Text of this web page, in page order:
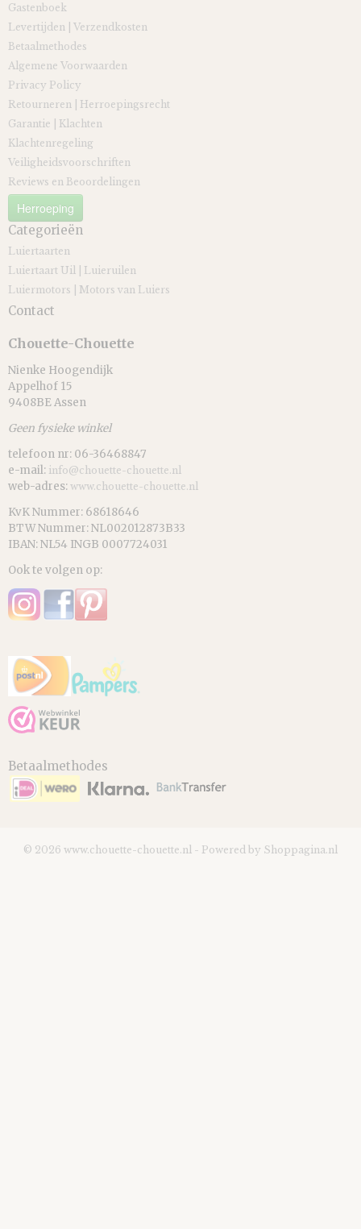
Gastenboek
Levertijden | Verzendkosten
Betaalmethodes
Algemene Voorwaarden
Privacy Policy
Retourneren | Herroepingsrecht
Garantie | Klachten
Klachtenregeling
Veiligheidsvoorschriften
Reviews en Beoordelingen
Herroeping
Categorieën
Luiertaarten
Luiertaart Uil | Luieruilen
Luiermotors | Motors van Luiers
Contact
Chouette-Chouette
Nienke Hoogendijk
Appelhof 15
9408BE Assen
Geen fysieke winkel
telefoon nr: 06-36468847
e-mail: info@chouette-chouette.nl
web-adres: www.chouette-chouette.nl
KvK Nummer: 68618646
BTW Nummer: NL002012873B33
IBAN: NL54 INGB 0007724031
Ook te volgen op:
Betaalmethodes
© 2026 www.chouette-chouette.nl - Powered by Shoppagina.nl